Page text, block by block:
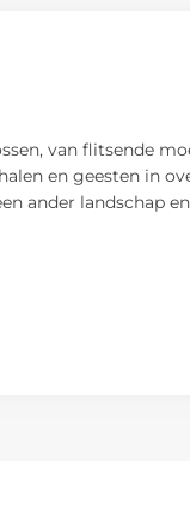
van flitsende
en geesten in
ander landschap